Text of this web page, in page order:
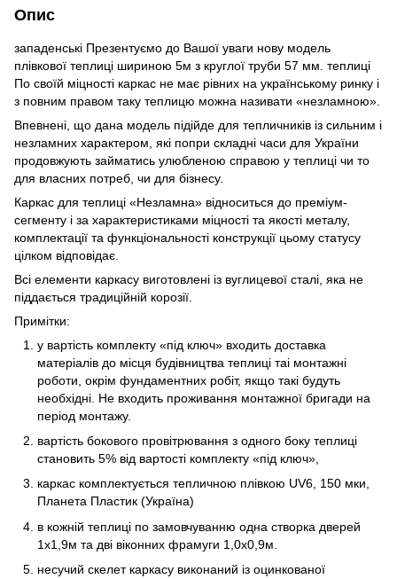
Опис
западенські Презентуємо до Вашої уваги нову модель
плівкової теплиці шириною 5м з круглої труби 57 мм. теплиці
По своїй міцності каркас не має рівних на українському ринку і
з повним правом таку теплицю можна називати «незламною».
Впевнені, що дана модель підійде для тепличників із сильним і
незламних характером, які попри складні часи для України
продовжують займатись улюбленою справою у теплиці чи то
для власних потреб, чи для бізнесу.
Каркас для теплиці «Незламна» відноситься до преміум-
сегменту і за характеристиками міцності та якості металу,
комплектації та функціональності конструкції цьому статусу
цілком відповідає.
Всі елементи каркасу виготовлені із вуглицевої сталі, яка не
піддається традиційній корозії.
Примітки:
у вартість комплекту «під ключ» входить доставка
матеріалів до місця будівництва теплиці таі монтажні
роботи, окрім фундаментних робіт, якщо такі будуть
необхідні. Не входить проживання монтажної бригади на
період монтажу.
вартість бокового провітрювання з одного боку теплиці
становить 5% від вартості комплекту «під ключ»,
каркас комплектується тепличною плівкою UV6, 150 мки,
Планета Пластик (Україна)
в кожній теплиці по замовчуванню одна створка дверей
1х1,9м та дві віконних фрамуги 1,0х0,9м.
несучий скелет каркасу виконаний із оцинкованої